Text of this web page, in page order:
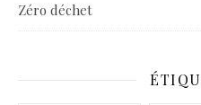
Zéro déchet